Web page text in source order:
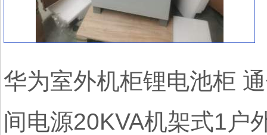
华为室外机柜锂电池柜
间电源20KVA机架式1户